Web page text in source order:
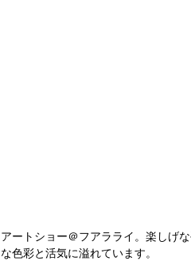
アートショー＠フアラライ。楽しげ
な色彩と活気に溢れています。